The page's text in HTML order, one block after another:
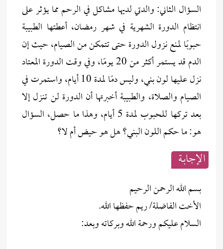
السؤال الثاني: والدتي لديها مشاكل في الرحم مما يؤثر على
انتظام الدورة الشهرية في شهر رمضان، أعطتها الطبيبة
حبوبًا لمنع نزول الدورة حتى تتمكن من الصيام، حيث إن
الدم قد يستمر أكثر من 20 يومًا، وفي وقت الدورة المعتاد
نزل عليها لون بني، وليس دمًا لمدة 10 أيام، واستمرت في
الصيام والصلاة، والطبيبة أخبرتها أن الدورة لن تنزل إلا
بعد تركها للحبوب لمدة 5 أيام، وهذا ما حصل، السؤال
هو: ما حكم اللون البني؟ هل هو حيض أم لا؟
الإجابــة
بسم الله الرحمن الرحيم
الأخت الفاضلة/ ريم حفظها الله.
السلام عليكم ورحمة الله وبركاته وبعد: